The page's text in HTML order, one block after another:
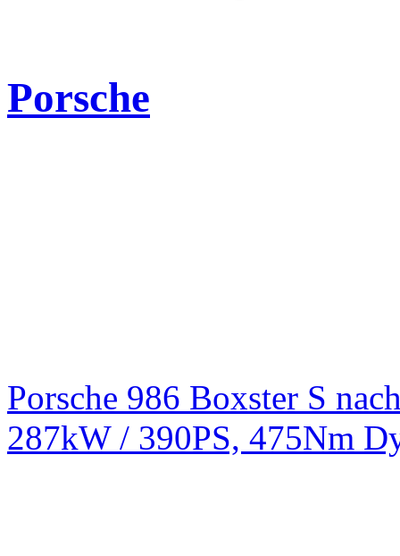
Porsche
Porsche 986 Boxster S
287kW / 390PS, 475Nm